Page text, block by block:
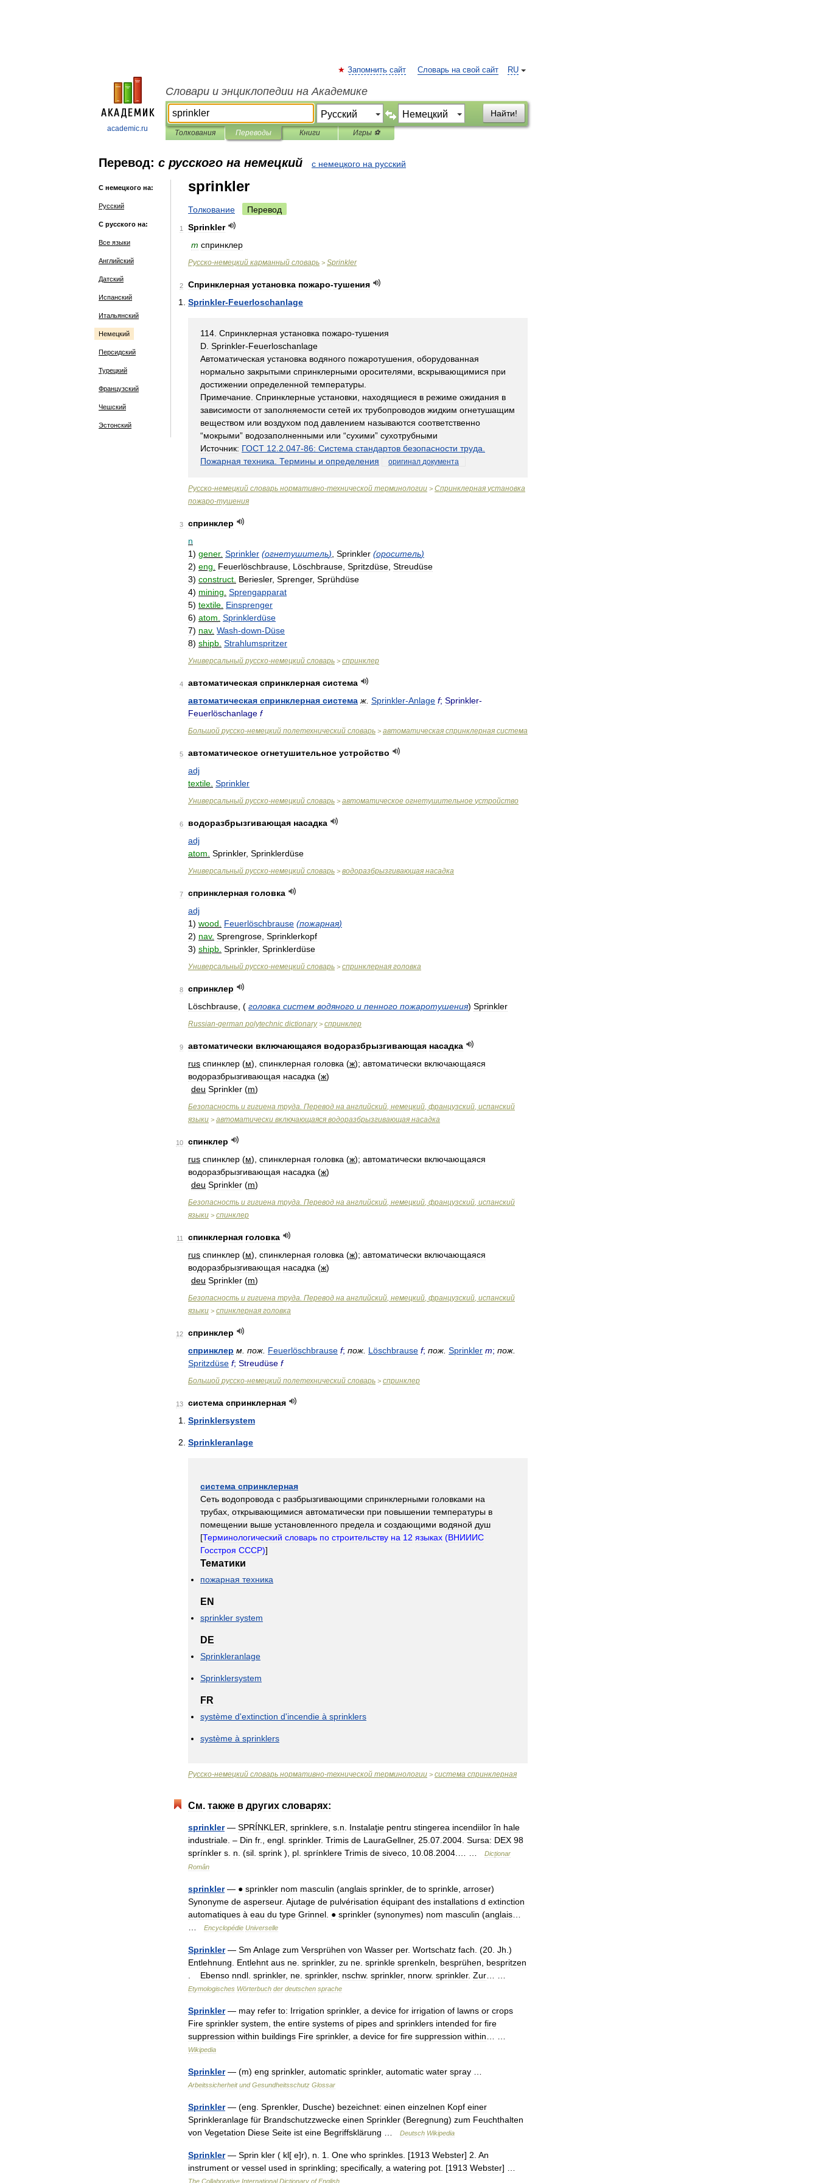
academic.ru
RU
Запомнить сайт Словарь на свой сайт
Словари и энциклопедии на Академике
Найти!
Толкования Переводы Книги Игры ⚽
Перевод: с русского на немецкий с немецкого на русский
С немецкого на:
Русский
С русского на:
Все языки
Английский
Датский
Испанский
Итальянский
Немецкий
Персидский
Турецкий
Французский
Чешский
Эстонский
sprinkler
Толкование Перевод
1
Sprinkler
m спринклер
Русско-немецкий карманный словарь > Sprinkler
2 Спринклерная установка пожаро-тушения
Sprinkler-Feuerloschanlage
114 Спринклерная установка пожаро-тушения
D Sprinkler-Feuerloschanlage
Автоматическая установка водяного пожаротушения оборудованная
нормально закрытыми спринклерными оросителями вскрывающимися при
достижении определенной температуры
Примечание Спринклерные установки находящиеся в режиме ожидания в
зависимости от заполняемости сетей их трубопроводов жидким огнетушащим
веществом или воздухом под давлением называются соответственно
“мокрыми” водозаполненными или “сухими” сухотрубными
Источник: ГОСТ 12 2 047-86: Система стандартов безопасности труда
Пожарная техника Термины и определения оригинал документа
Русско-немецкий словарь нормативно-технической терминологии > Спринклерная установка
пожаро-тушения
3
спринклер
n
1) gener. Sprinkler (огнетушитель) Sprinkler (ороситель)
2) eng Feuerlöschbrause Löschbrause Spritzdüse Streudüse
3) construct Beriesler, Sprenger, Sprühdüse
4) mining Sprengapparat
5) textile Einsprenger
6) atom Sprinklerdüse
7) nav. Wash-down-Düse
8) shipb Strahlumspritzer
Универсальный русско-немецкий словарь > спринклер
4 автоматическая спринклерная система
автоматическая спринклерная система ж Sprinkler-Anlage f; Sprinkler-
Feuerlöschanlage f
Большой русско-немецкий полетехнический словарь > автоматическая спринклерная система
5 автоматическое огнетушительное устройство
adj
textile Sprinkler
Универсальный русско-немецкий словарь > автоматическое огнетушительное устройство
6 водоразбрызгивающая насадка
adj
atom Sprinkler, Sprinklerdüse
Универсальный русско-немецкий словарь > водоразбрызгивающая насадка
7 спринклерная головка
adj
1) wood Feuerlöschbrause (пожарная)
2) nav. Sprengrose Sprinklerkopf
3) shipb Sprinkler, Sprinklerdüse
Универсальный русско-немецкий словарь > спринклерная головка
8
спринклер
Löschbrause ( головка систем водяного и пенного пожаротушения) Sprinkler
Russian-german polytechnic dictionary> спринклер
9 автоматически включающаяся водоразбрызгивающая насадка
rus спинклер (м), спинклерная головка (ж); автоматически включающаяся
водоразбрызгивающая насадка (ж)
deu Sprinkler (m)
Безопасность и гигиена труда. Перевод на английский, немецкий, французский, испанский
языки > автоматически включающаяся водоразбрызгивающая насадка
10
спинклер
rus спинклер (м), спинклерная головка (ж); автоматически включающаяся
водоразбрызгивающая насадка (ж)
deu Sprinkler (m)
Безопасность и гигиена труда. Перевод на английский, немецкий, французский, испанский
языки > спинклер
11 спинклерная головка
rus спинклер (м), спинклерная головка (ж); автоматически включающаяся
водоразбрызгивающая насадка (ж)
deu Sprinkler (m)
Безопасность и гигиена труда. Перевод на английский, немецкий, французский, испанский
языки > спинклерная головка
12
спринклер
спринклер м пож Feuerlöschbrause f; пож Löschbrause f; пож Sprinkler m; пож
Spritzdüse f; Streudüse f
Большой русско-немецкий полетехнический словарь > спринклер
13 система спринклерная
Sprinklersystem
Sprinkleranlage
система спринклерная
Сеть водопровода с разбрызгивающими спринклерными головками на
трубах открывающимися автоматически при повышении температуры в
помещении выше установленного предела и создающими водяной душ
[Терминологический словарь по строительству на 12 языках (ВНИИИС
Госстроя СССР)]
Тематики
пожарная техника
EN
sprinkler system
DE
Sprinkleranlage
Sprinklersystem
FR
système d'extinction d'incendie à sprinklers
système à sprinklers
Русско-немецкий словарь нормативно-технической терминологии > система спринклерная
См. также в других словарях:
sprinkler— SPRÍNKLER sprinklere s n Instalaţie pentru stingerea incendiilor în hale
industriale . – Din fr., engl sprinkler. Trimis de LauraGellner, 25 07 2004 Sursa: DEX 98
sprínkler s n . (sil sprink ), pl sprínklere Trimis de siveco 10 08 2004
Dicționar
Român
sprinkler— ● sprinkler nom masculin (anglais sprinkler, de to sprinkle arroser)
Synonyme de asperseur. Ajutage de pulvérisation équipant des installations d extinction
automatiques à eau du type Grinnel ● sprinkler (synonymes) nom masculin (anglais
Encyclopédie Universelle
Sprinkler— Sm Anlage zum Versprühen von Wasser per. Wortschatz fach . (20 Jh .)
Entlehnung
Entlehnt aus ne sprinkler, zu ne sprinkle sprenkeln besprühen
bespritzen
Ebenso nndl sprinkler, ne sprinkler, nschw. sprinkler, nnorw. sprinkler. Zur
Etymologisches Wörterbuch der deutschen sprache
Sprinkler— may refer to: Irrigation sprinkler, a device for irrigation of lawns or crops
Fire sprinkler system the entire systems of pipes and sprinklers intended for fire
suppression within buildings Fire sprinkler, a device for fire suppression within
Wikipedia
Sprinkler— (m) eng sprinkler, automatic sprinkler, automatic water spray
Arbeitssicherheit und Gesundheitsschutz Glossar
Sprinkler— (eng Sprenkler, Dusche) bezeichnet: einen einzelnen Kopf einer
Sprinkleranlage für Brandschutzzwecke einen Sprinkler (Beregnung) zum Feuchthalten
von Vegetation Diese Seite ist eine Begriffsklärung Deutsch Wikipedia
Sprinkler— Sprin kler ( kl[ e]r), n 1 One who sprinkles . [1913 Webster] 2 An
instrument or vessel used in sprinkling; specifically, a watering pot . [1913 Webster] …
The Collaborative International Dictionary of English